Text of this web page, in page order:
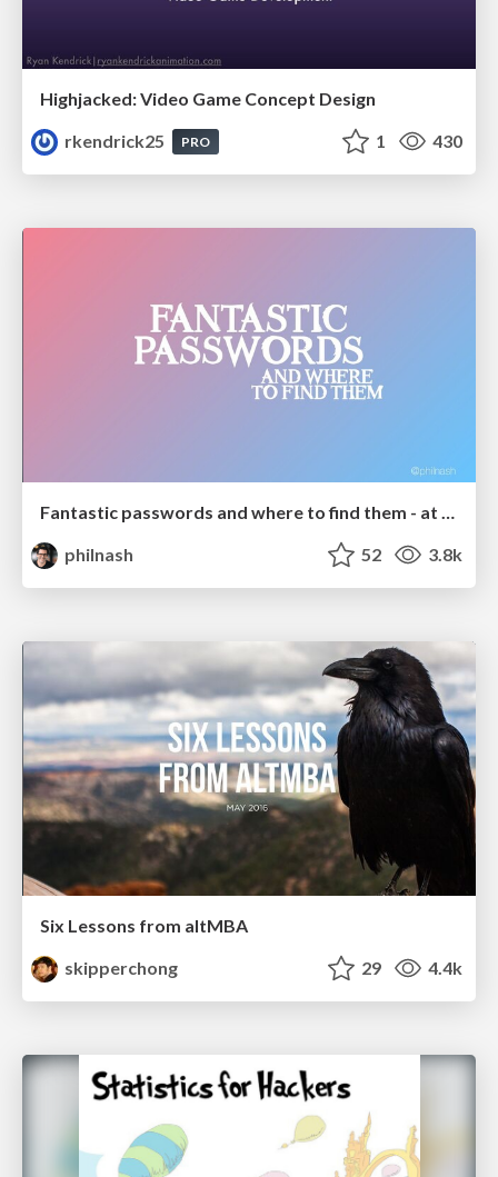
Highjacked: Video Game Concept Design
rkendrick25
PRO 1 430
Fantastic passwords and where to find them - at NoRuKo
philnash
52 3.8k
Six Lessons from altMBA
skipperchong
29 4.4k